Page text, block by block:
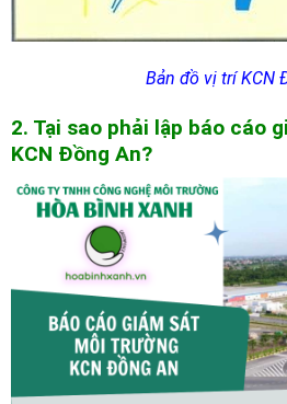
Bản đồ vị trí KCN
2. Tại sao phải lập báo cáo
KCN Đồng An?